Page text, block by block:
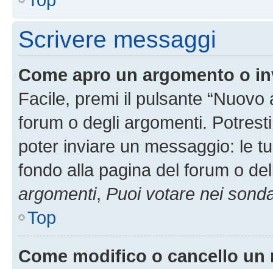
Scrivere messaggi
Come apro un argomento o
Facile, premi il pulsante
forum o degli argomenti.
poter inviare un messaggio: le
fondo alla pagina del forum o
argomenti, Puoi votare nei
Top
Come modifico o cancello un